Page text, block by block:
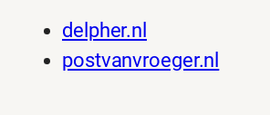
delpher.nl
postvanvroeger.nl